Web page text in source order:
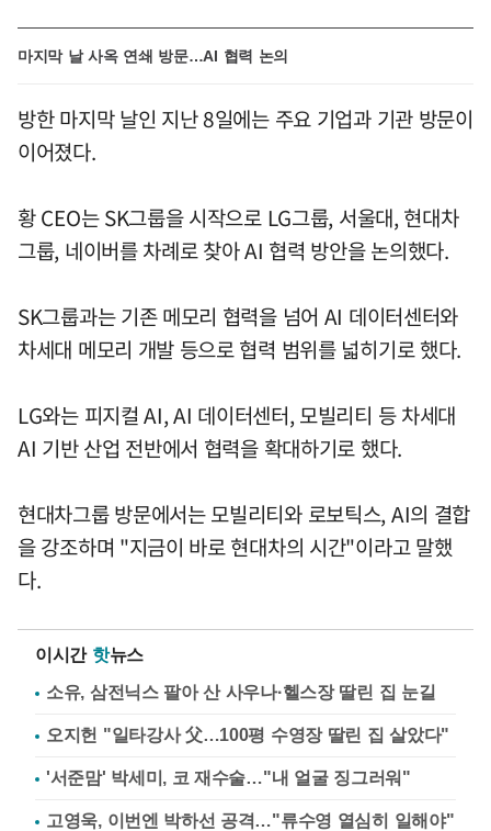
마지막 날 사옥 연쇄 방문…AI 협력 논의
방한 마지막 날인 지난 8일에는 주요 기업과 기관 방문이
이어졌다.
황 CEO는 SK그룹을 시작으로 LG그룹, 서울대, 현대차
그룹, 네이버를 차례로 찾아 AI 협력 방안을 논의했다.
SK그룹과는 기존 메모리 협력을 넘어 AI 데이터센터와
차세대 메모리 개발 등으로 협력 범위를 넓히기로 했다.
LG와는 피지컬 AI, AI 데이터센터, 모빌리티 등 차세대
AI 기반 산업 전반에서 협력을 확대하기로 했다.
현대차그룹 방문에서는 모빌리티와 로보틱스, AI의 결합
을 강조하며 "지금이 바로 현대차의 시간"이라고 말했
다.
이시간 핫뉴스
소유, 삼전닉스 팔아 산 사우나·헬스장 딸린 집 눈길
오지헌 "일타강사 父…100평 수영장 딸린 집 살았다"
'서준맘' 박세미, 코 재수술…"내 얼굴 징그러워"
고영욱, 이번엔 박하선 공격…"류수영 열심히 일해야"